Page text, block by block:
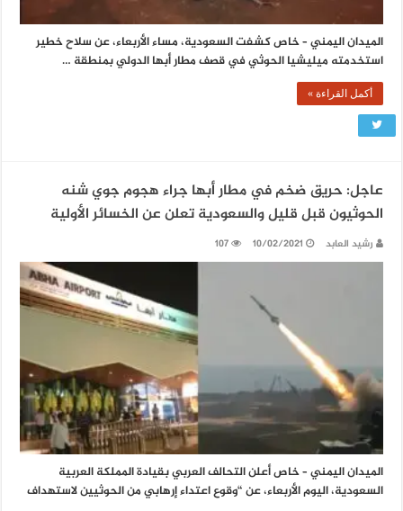
الميدان اليمني – خاص كشفت السعودية، مساء الأربعاء، عن سلاح خطير
استخدمته ميليشيا الحوثي في قصف مطار أبها الدولي بمنطقة …
أكمل القراءة »
عاجل: حريق ضخم في مطار أبها جراء هجوم جوي شنه
الحوثيون قبل قليل والسعودية تعلن عن الخسائر الأولية
رشيد العابد 10/02/2021
107
الميدان اليمني – خاص أعلن التحالف العربي بقيادة المملكة العربية
السعودية، اليوم الأربعاء، عن “وقوع اعتداء إرهابي من الحوثيين لاستهداف